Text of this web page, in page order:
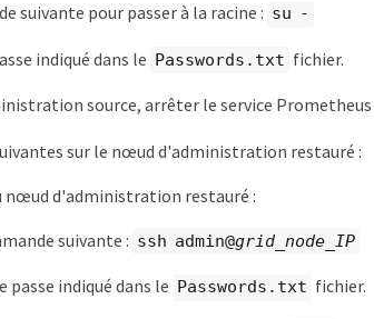
suivante pour passer à la racine : su -
indiqué dans le Passwords.txt fichier.
source, arrêter le service Prometheus
sur le nœud d'administration restauré :
nœud d'administration restauré :
suivante : ssh admin@grid_node_IP
passe indiqué dans le Passwords.txt fichier.